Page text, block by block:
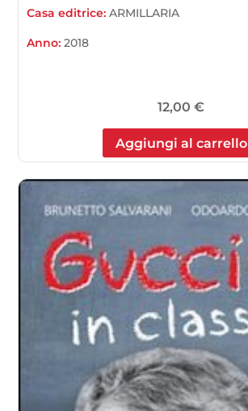
Casa editrice:ARMILLARIA
Anno:2018
12,00 €
Aggiungi al carrello